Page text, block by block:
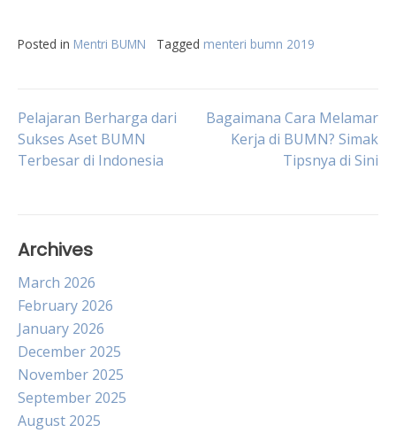
Posted in Mentri BUMN Tagged menteri bumn 2019
Post
navigation
Pelajaran Berharga dari
Sukses Aset BUMN
Terbesar di Indonesia
Bagaimana Cara Melamar
Kerja di BUMN? Simak
Tipsnya di Sini
Archives
March 2026
February 2026
January 2026
December 2025
November 2025
September 2025
August 2025